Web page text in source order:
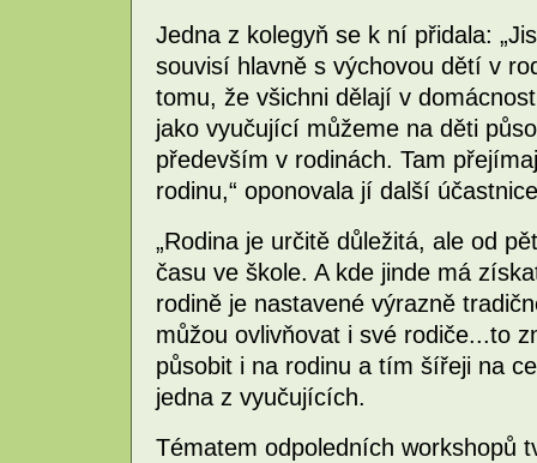
Jedna z kolegyň se k ní přidala:
souvisí hlavně s výchovou dětí v
tomu, že všichni dělají v
jako vyučující můžeme na děti
především v rodinách. Tam
rodinu,“ oponovala jí další
„Rodina je určitě důležitá, ale od
času ve škole. A kde jinde má
rodině je nastavené výrazně
můžou ovlivňovat i své rodiče...to
působit i na rodinu a tím šířeji na
jedna z vyučujících.
Tématem odpoledních workshopů